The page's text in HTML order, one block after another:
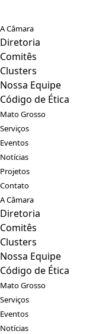
A Câmara
Diretoria
Comitês
Clusters
Nossa Equipe
Código de Ética
Mato Grosso
Serviços
Eventos
Notícias
Projetos
Contato
A Câmara
Diretoria
Comitês
Clusters
Nossa Equipe
Código de Ética
Mato Grosso
Serviços
Eventos
Notícias